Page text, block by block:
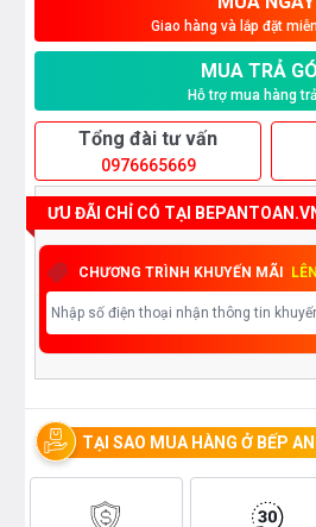
Giao hàng và lắp đặt
MUA TRẢ
Hỗ trợ mua hàng
Tổng đài tư vấn
0976665669
ƯU ĐÃI CHỈ CÓ TẠI
CHƯƠNG TRÌNH KHUYẾN MÃI
TẠI SAO MUA HÀNG Ở BẾP